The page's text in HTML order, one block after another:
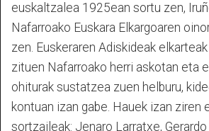
euskaltzalea 1925ean sortu zen,
Nafarroako Euskara Elkargoaren
zen. Euskeraren Adiskideak
zituen Nafarroako herri askotan eta
ohiturak sustatzea zuen helburu,
kontuan izan gabe. Hauek izan ziren
sortzaileak: Jenaro Larratxe,